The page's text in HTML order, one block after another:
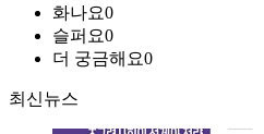
화나요0
슬퍼요0
더 궁금해요0
최신뉴스